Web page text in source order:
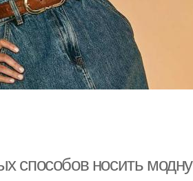
способов носить